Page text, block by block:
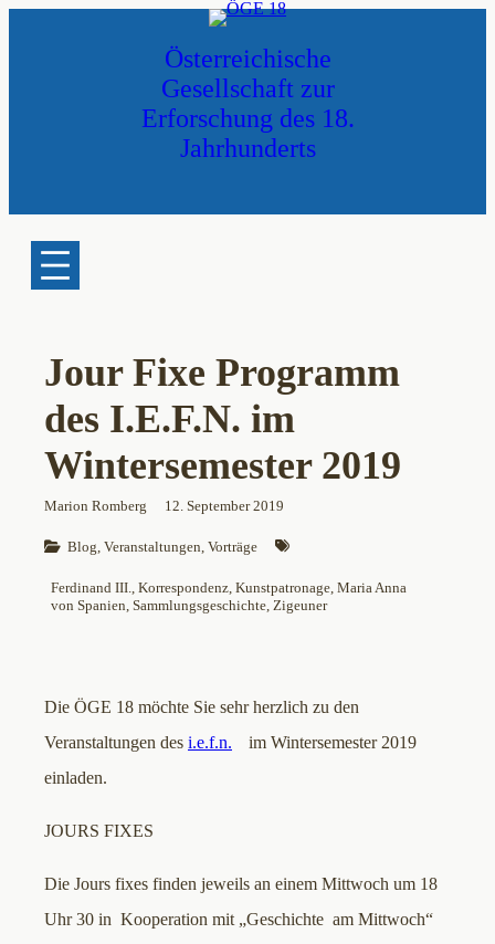
Österreichische
Gesellschaft zur
Erforschung des 18.
Jahrhunderts
Jour Fixe Programm
des I.E.F.N. im
Wintersemester 2019
Marion Romberg 12. September 2019
Blog, Veranstaltungen, Vorträge
Ferdinand III., Korrespondenz, Kunstpatronage, Maria Anna
von Spanien, Sammlungsgeschichte, Zigeuner
Die ÖGE 18 möchte Sie sehr herzlich zu den
Veranstaltungen des i.e.f.n.
im Wintersemester 2019
einladen.
JOURS FIXES
Die Jours fixes finden jeweils an einem Mittwoch um 18
Uhr 30 in Kooperation mit „Geschichte am Mittwoch“